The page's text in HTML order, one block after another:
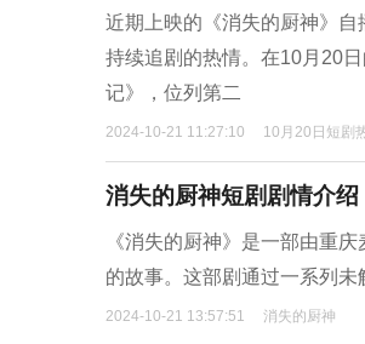
近期上映的《消失的厨神》
持续追剧的热情。在10月20
记》，位列第二
2024-10-21 11:27:10 10月20日短剧
消失的厨神短剧剧情介
《消失的厨神》是一部由重
的故事。这部剧通过一系列
2024-10-21 13:57:51 消失的厨神